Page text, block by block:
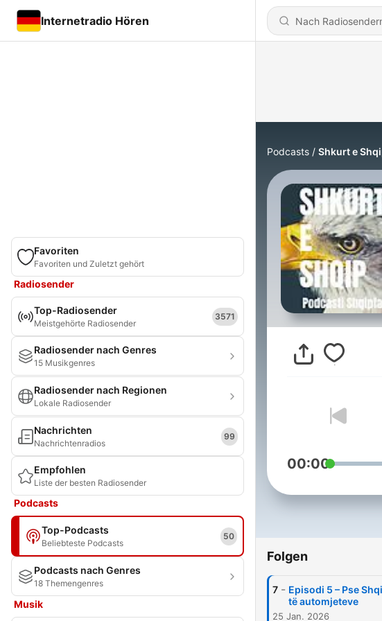
Internetradio Hören
Favoriten
Favoriten und Zuletzt gehört
Radiosender
Top-Radiosender
Meistgehörte Radiosender
3571
Radiosender nach Genres
15 Musikgenres
Radiosender nach Regionen
Lokale Radiosender
Nachrichten
Nachrichtenradios
99
Empfohlen
Liste der besten Radiosender
Podcasts
Top-Podcasts
Beliebteste Podcasts
50
Podcasts nach Genres
18 Themengenres
Musik
Podcasts Shkurt e
00:00
Folgen
7 - Episodi 5 – Pse
të automjeteve
25 Jan. 2026